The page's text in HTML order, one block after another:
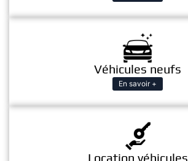
Véhicules neufs
En savoir +
Location véhicules